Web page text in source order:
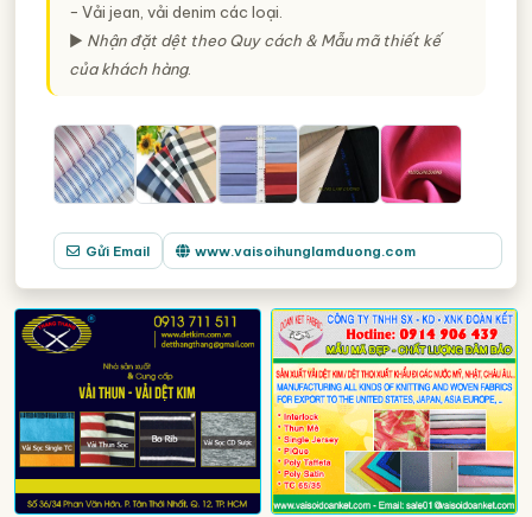
− Vải jean, vải denim các loại.
► Nhận đặt dệt theo Quy cách & Mẫu mã thiết kế
của khách hàng.
Gửi Email www.vaisoihunglamduong.com